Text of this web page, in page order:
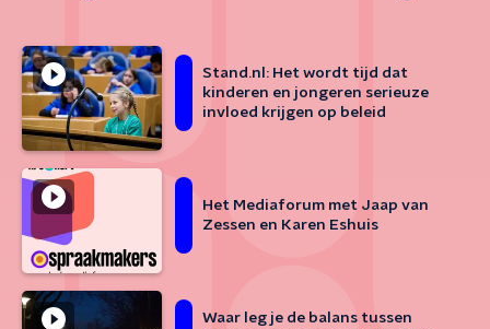
Stand.nl: Het wordt tijd dat
kinderen en jongeren serieuze
invloed krijgen op beleid
Het Mediaforum met Jaap van
Zessen en Karen Eshuis
Waar leg je de balans tussen